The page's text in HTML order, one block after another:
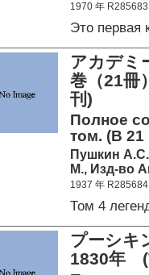
1970 年 R285683
Это первая
アカデ
巻（21
刊)
Полное
том. (В
Пушкин А.С.
М., Изд-во
1937 年 R285684
Том 4
プーシ
1830年 (